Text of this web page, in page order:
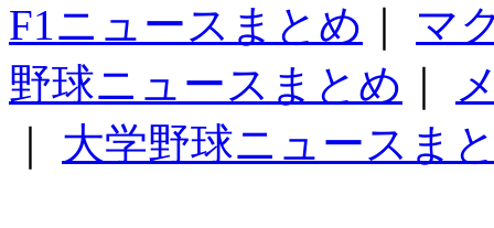
F1ニュースまとめ
マ
野球ニュースまとめ
大学野球ニュースま